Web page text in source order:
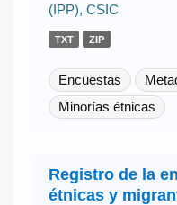
(IPP), CSIC
TXT ZIP
Encuestas
Minorías étnicas
Registro de la
étnicas y